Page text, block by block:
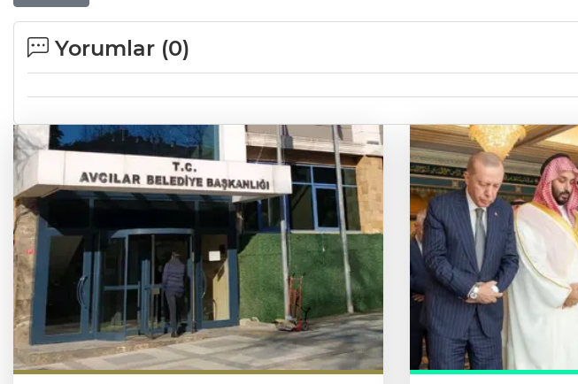
Yorumlar (0)